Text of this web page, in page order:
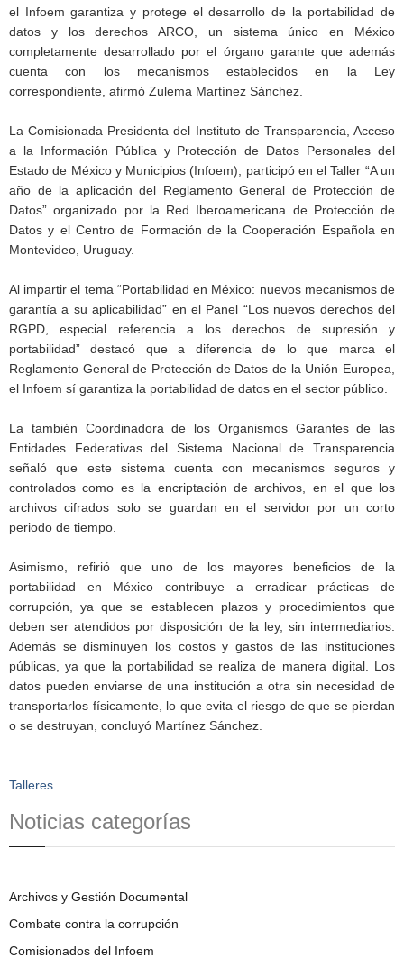
el Infoem garantiza y protege el desarrollo de la portabilidad de
datos y los derechos ARCO, un sistema único en México
completamente desarrollado por el órgano garante que además
cuenta con los mecanismos establecidos en la Ley
correspondiente, afirmó Zulema Martínez Sánchez.
La Comisionada Presidenta del Instituto de Transparencia, Acceso
a la Información Pública y Protección de Datos Personales del
Estado de México y Municipios (Infoem), participó en el Taller “A un
año de la aplicación del Reglamento General de Protección de
Datos” organizado por la Red Iberoamericana de Protección de
Datos y el Centro de Formación de la Cooperación Española en
Montevideo, Uruguay.
Al impartir el tema “Portabilidad en México: nuevos mecanismos de
garantía a su aplicabilidad” en el Panel “Los nuevos derechos del
RGPD, especial referencia a los derechos de supresión y
portabilidad” destacó que a diferencia de lo que marca el
Reglamento General de Protección de Datos de la Unión Europea,
el Infoem sí garantiza la portabilidad de datos en el sector público.
La también Coordinadora de los Organismos Garantes de las
Entidades Federativas del Sistema Nacional de Transparencia
señaló que este sistema cuenta con mecanismos seguros y
controlados como es la encriptación de archivos, en el que los
archivos cifrados solo se guardan en el servidor por un corto
periodo de tiempo.
Asimismo, refirió que uno de los mayores beneficios de la
portabilidad en México contribuye a erradicar prácticas de
corrupción, ya que se establecen plazos y procedimientos que
deben ser atendidos por disposición de la ley, sin intermediarios.
Además se disminuyen los costos y gastos de las instituciones
públicas, ya que la portabilidad se realiza de manera digital. Los
datos pueden enviarse de una institución a otra sin necesidad de
transportarlos físicamente, lo que evita el riesgo de que se pierdan
o se destruyan, concluyó Martínez Sánchez.
Talleres
Noticias categorías
Archivos y Gestión Documental
Combate contra la corrupción
Comisionados del Infoem